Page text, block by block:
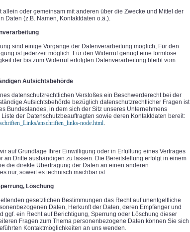
allein oder gemeinsam mit anderen über die Zwecke und Mittel der
Daten (z.B. Namen, Kontaktdaten o.ä.).
sind einige Vorgänge der Datenverarbeitung möglich, Für den
ist jederzeit möglich. Für den Widerruf genügt eine formlose
der bis zum Widerruf erfolgten Datenverarbeitung bleibt vom
Aufsichtsbehörde
datenschutzrechtlichen Verstoßes ein Beschwerderecht bei der
Aufsichtsbehörde bezüglich datenschutzrechtlicher Fragen ist
Bundeslandes, in dem sich der Sitz unseres Unternehmens
der Datenschutzbeauftragten sowie deren Kontaktdaten bereit:
anschriften_links-node.html.
auf Grundlage Ihrer Einwilligung oder in Erfüllung eines Vertrages
an Dritte aushändigen zu lassen. Die Bereitstellung erfolgt in einem
die direkte Übertragung der Daten an einen anderen
nur, soweit es technisch machbar ist.
Löschung
gesetzlichen Bestimmungen das Recht auf unentgeltliche
Daten, Herkunft der Daten, deren Empfänger und
ggf. ein Recht auf Berichtigung, Sperrung oder Löschung dieser
Fragen zum Thema personenbezogene Daten können Sie sich
Kontaktmöglichkeiten an uns wenden.